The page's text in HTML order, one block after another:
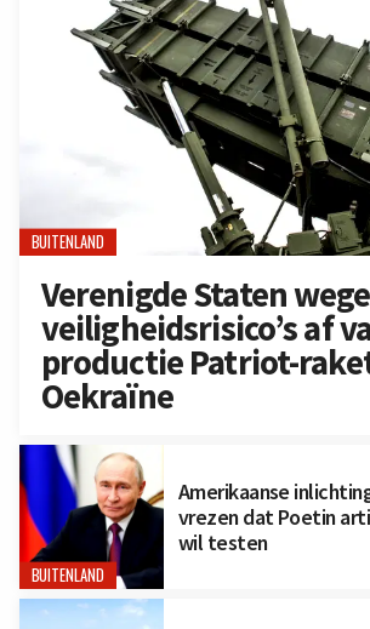
BUITENLAND
Verenigde Staten
veiligheidsrisico’s af
productie Patriot-
Oekraïne
BUITENLAND
Amerikaanse
vrezen dat Poetin
wil testen